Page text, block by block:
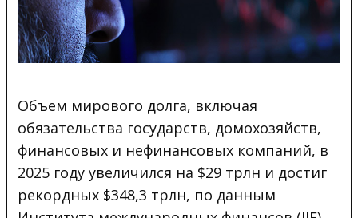
Объем мирового долга, включая
обязательства государств, домохозяйств,
финансовых и нефинансовых компаний, в
2025 году увеличился на $29 трлн и достиг
рекордных $348,3 трлн, по данным